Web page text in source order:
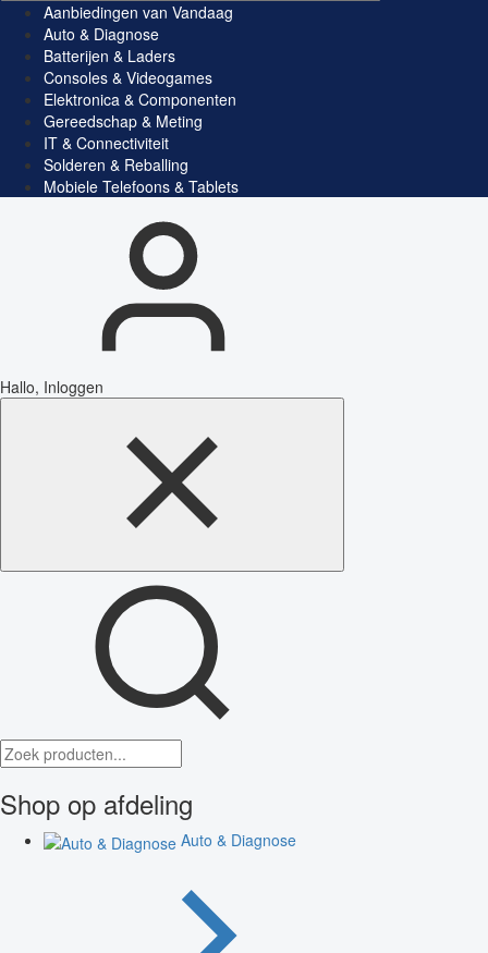
Aanbiedingen van Vandaag
Auto & Diagnose
Batterijen & Laders
Consoles & Videogames
Elektronica & Componenten
Gereedschap & Meting
IT & Connectiviteit
Solderen & Reballing
Mobiele Telefoons & Tablets
Hallo, Inloggen
Shop op afdeling
Auto & Diagnose